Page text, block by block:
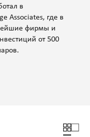
в
Associates, где в
фирмы и
от 500